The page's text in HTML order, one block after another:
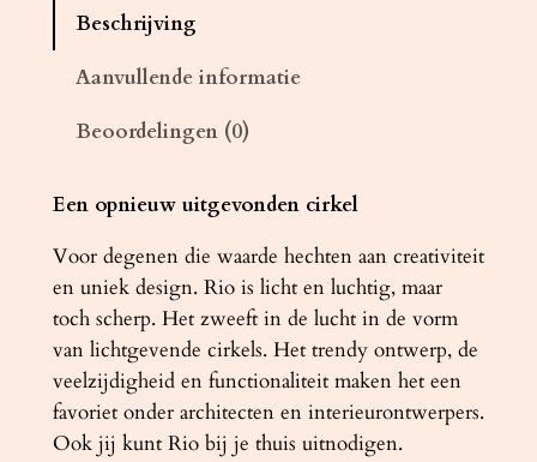
R
O
5
5
w
i
t
4
Beschrijving
Aanvullende informatie
Beoordelingen (0)
Een opnieuw uitgevonden cirkel
Voor degenen die waarde hechten aan creativiteit
en uniek design. Rio is licht en luchtig, maar
toch scherp. Het zweeft in de lucht in de vorm
van lichtgevende cirkels. Het trendy ontwerp, de
veelzijdigheid en functionaliteit maken het een
favoriet onder architecten en interieurontwerpers.
Ook jij kunt Rio bij je thuis uitnodigen.